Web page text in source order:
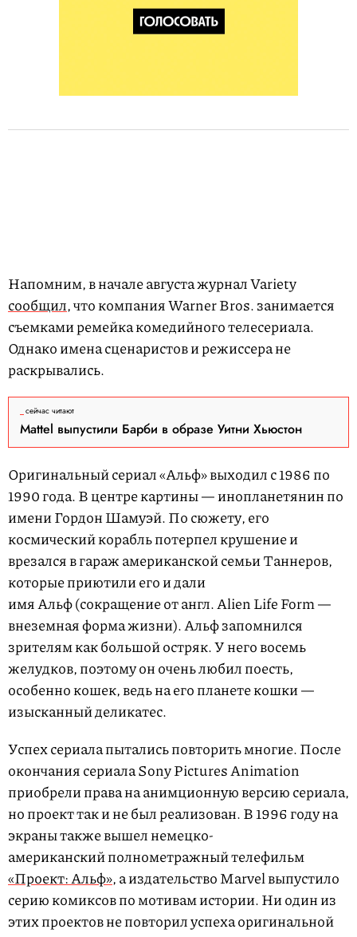
Напомним, в начале августа журнал Variety
сообщил, что компания Warner Bros. занимается
съемками ремейка комедийного телесериала.
Однако имена сценаристов и режиссера не
раскрывались.
сейчас читают
Mattel выпустили Барби в образе Уитни Хьюстон
Оригинальный сериал «Альф» выходил с 1986 по
1990 года. В центре картины — инопланетянин по
имени Гордон Шамуэй. По сюжету, его
космический корабль потерпел крушение и
врезался в гараж американской семьи Таннеров,
которые приютили его и дали
имя Альф (сокращение от англ. Alien Life Form —
внеземная форма жизни). Альф запомнился
зрителям как большой остряк. У него восемь
желудков, поэтому он очень любил поесть,
особенно кошек, ведь на его планете кошки —
изысканный деликатес.
Успех сериала пытались повторить многие. После
окончания сериала Sony Pictures Animation
приобрели права на анимционную версию сериала,
но проект так и не был реализован. В 1996 году на
экраны также вышел немецко-
американский полнометражный телефильм
«Проект: Альф», а издательство Marvel выпустило
серию комиксов по мотивам истории. Ни один из
этих проектов не повторил успеха оригинальной